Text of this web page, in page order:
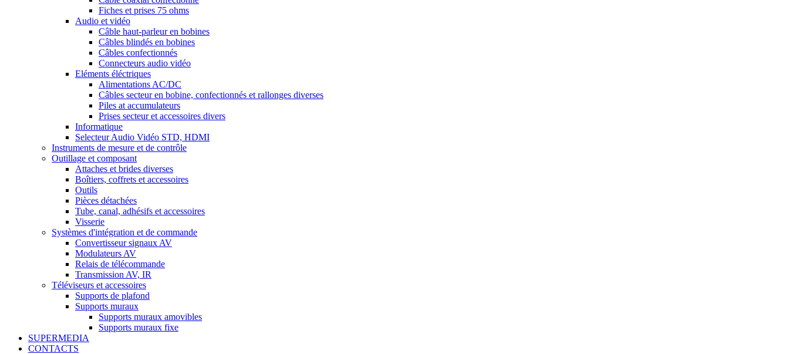
Fiches et prises 75 ohms
Audio et vidéo
Câble haut-parleur en bobines
Câbles blindés en bobines
Câbles confectionnés
Connecteurs audio vidéo
Eléments éléctriques
Alimentations AC/DC
Câbles secteur en bobine, confectionnés et rallonges diverses
Piles at accumulateurs
Prises secteur et accessoires divers
Informatique
Selecteur Audio Vidéo STD, HDMI
Instruments de mesure et de contrôle
Outillage et composant
Attaches et brides diverses
Boîtiers, coffrets et accessoires
Outils
Pièces détachées
Tube, canal, adhésifs et accessoires
Visserie
Systèmes d'intégration et de commande
Convertisseur signaux AV
Modulateurs AV
Relais de télécommande
Transmission AV, IR
Téléviseurs et accessoires
Supports de plafond
Supports muraux
Supports muraux amovibles
Supports muraux fixe
SUPERMEDIA
CONTACTS